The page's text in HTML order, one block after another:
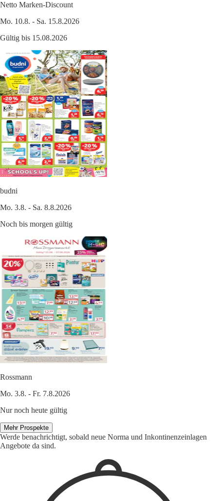
Netto Marken-Discount
Mo. 10.8. - Sa. 15.8.2026
Gültig bis 15.08.2026
budni
Mo. 3.8. - Sa. 8.8.2026
Noch bis morgen gültig
Rossmann
Mo. 3.8. - Fr. 7.8.2026
Nur noch heute gültig
Mehr Prospekte
Werde benachrichtigt, sobald neue Norma und Inkontinenzeinlagen
Angebote da sind.